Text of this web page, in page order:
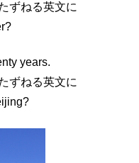
ずねる英文に
years.
ずねる英文に